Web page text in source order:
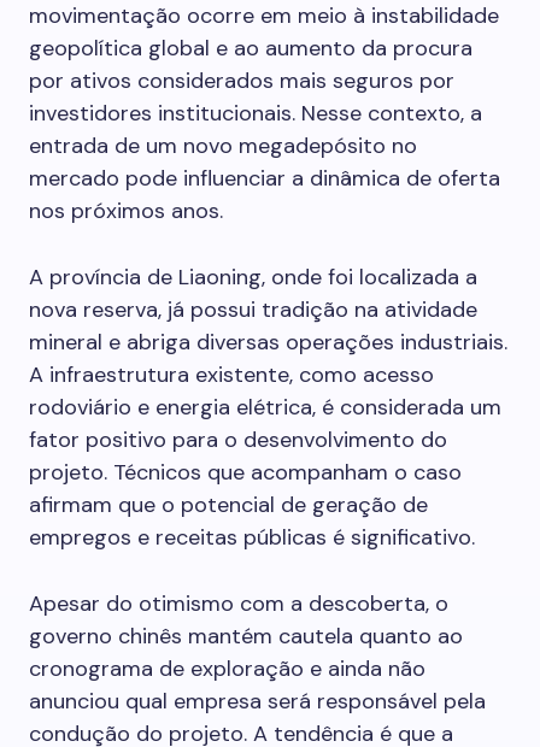
movimentação ocorre em meio à instabilidade
geopolítica global e ao aumento da procura
por ativos considerados mais seguros por
investidores institucionais. Nesse contexto, a
entrada de um novo megadepósito no
mercado pode influenciar a dinâmica de oferta
nos próximos anos.
A província de Liaoning, onde foi localizada a
nova reserva, já possui tradição na atividade
mineral e abriga diversas operações industriais.
A infraestrutura existente, como acesso
rodoviário e energia elétrica, é considerada um
fator positivo para o desenvolvimento do
projeto. Técnicos que acompanham o caso
afirmam que o potencial de geração de
empregos e receitas públicas é significativo.
Apesar do otimismo com a descoberta, o
governo chinês mantém cautela quanto ao
cronograma de exploração e ainda não
anunciou qual empresa será responsável pela
condução do projeto. A tendência é que a